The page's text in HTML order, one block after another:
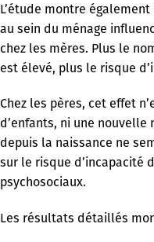
L’étude montre
au sein du ménage
chez les mères. Plus le
est élevé, plus le risque
Chez les pères, cet effet
d’enfants, ni une
depuis la naissance ne
sur le risque d’incapacité
psychosociaux.
Les résultats détaillés